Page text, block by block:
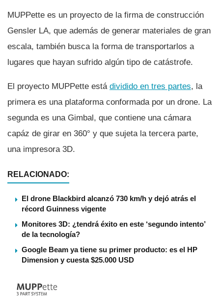
MUPPette es un proyecto de la firma de construcción
Gensler LA, que además de generar materiales de gran
escala, también busca la forma de transportarlos a
lugares que hayan sufrido algún tipo de catástrofe.
El proyecto MUPPette está dividido en tres partes, la
primera es una plataforma conformada por un drone. La
segunda es una Gimbal, que contiene una cámara
capáz de girar en 360° y que sujeta la tercera parte,
una impresora 3D.
RELACIONADO:
El drone Blackbird alcanzó 730 km/h y dejó atrás el
récord Guinness vigente
Monitores 3D: ¿tendrá éxito en este ‘segundo intento’
de la tecnología?
Google Beam ya tiene su primer producto: es el HP
Dimension y cuesta $25.000 USD